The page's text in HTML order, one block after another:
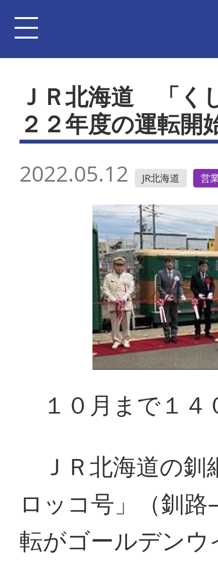
ＪＲ北海道 「
２２年度の運転開
2022.05.12 JR北海道 営
１０月まで１４
ＪＲ北海道の釧
ロッコ号」（釧
転がゴールデン